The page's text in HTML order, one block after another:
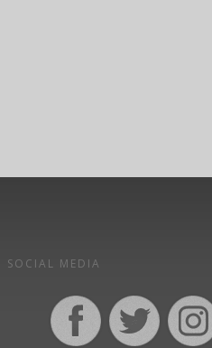
SOCIAL MEDIA